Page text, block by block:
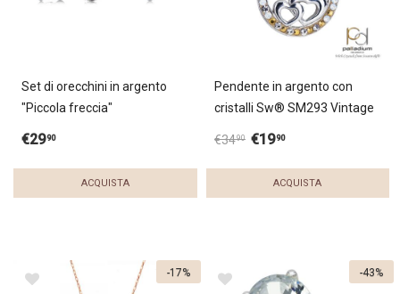
Set di orecchini in argento
"Piccola freccia"
€2990
ACQUISTA
Pendente in argento con
cristalli Sw® SM293 Vintage
€3490 €1990
ACQUISTA
-17% -43%